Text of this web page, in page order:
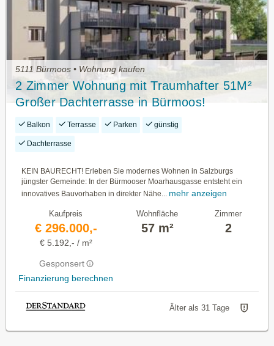
5111 Bürmoos • Wohnung kaufen
2 Zimmer Wohnung mit Traumhafter 51M²
Großer Dachterrasse in Bürmoos!
Balkon Terrasse Parken günstig
Dachterrasse
KEIN BAURECHT! Erleben Sie modernes Wohnen in Salzburgs
jüngster Gemeinde: In der Bürmooser Moarhausgasse entsteht ein
innovatives Bauvorhaben in direkter Nähe...
mehr anzeigen
Kaufpreis
€ 296.000,-
€ 5.192,- / m²
Gesponsert
Finanzierung berechnen
Wohnfläche
57 m²
Zimmer
2
Älter als 31 Tage